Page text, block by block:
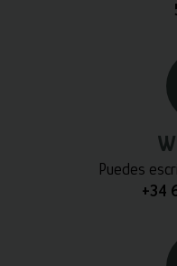
Puedes
+34